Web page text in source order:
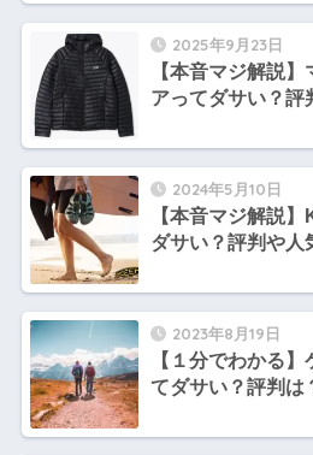
2025年9月23日
【本音マジ解説
アってダサい？評
2024年5月10日
【本音マジ解説
ダサい？評判や人
2023年8月19日
【１分でわかる
てダサい？評判は